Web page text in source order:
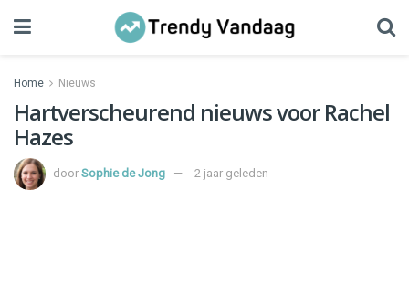
Home Nieuws
Hartverscheurend nieuws voor Rachel
Hazes
door Sophie de Jong 2 jaar geleden